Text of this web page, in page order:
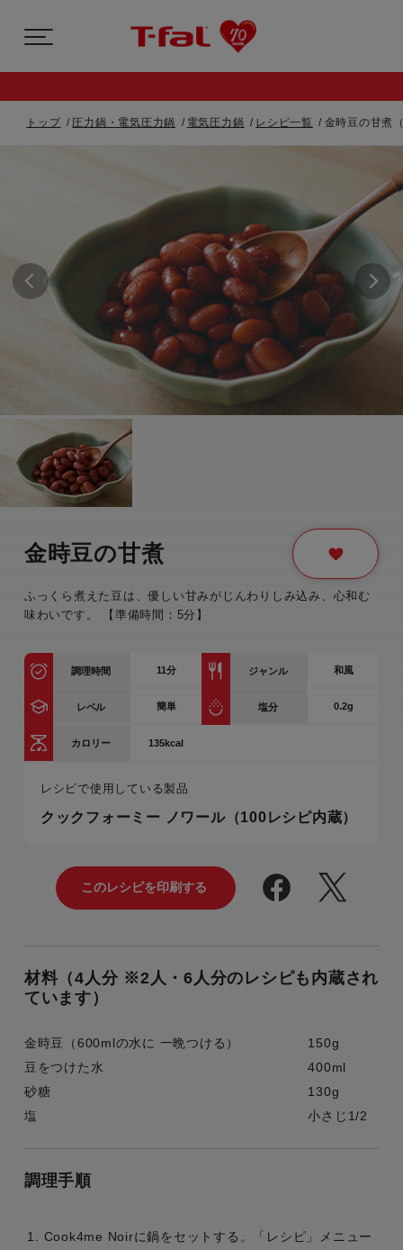
トップ 圧力鍋・電気圧力鍋 電気圧力鍋 レシピ一覧 金時豆の甘煮
金時豆の甘煮
ふっくら煮えた豆は、優しい甘みがじんわりしみ込み、心和む
味わいです。 【準備時間：5分】
調理時間 11分 ジャンル 和風
レベル 簡単 塩分 0.2g
カロリー 135kcal
レシピで使用している製品
クックフォーミー ノワール（100レシピ内蔵）
材料（4人分 ※2人・6人分のレシピも内蔵され
ています）
金時豆（600mlの水に 一晩つける）
150g
豆をつけた水
400ml
砂糖
130g
塩
小さじ1/2
調理手順
Cook4me Noirに鍋をセットする。「レシピ」メニュー